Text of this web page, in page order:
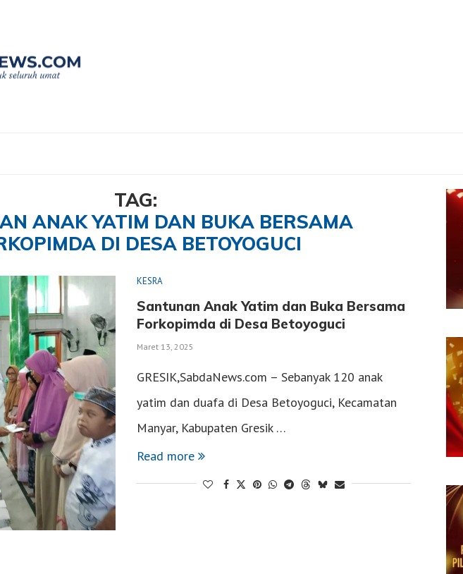
TAG:
ANAK YATIM DAN BUKA BERSAMA
DI DESA BETOYOGUCI
KESRA
Santunan Anak Yatim dan Buka Bersama
Forkopimda di Desa Betoyoguci
Maret 13, 2025
GRESIK,SabdaNews.com – Sebanyak 120 anak
yatim dan duafa di Desa Betoyoguci, Kecamatan
Manyar, Kabupaten Gresik …
Read more